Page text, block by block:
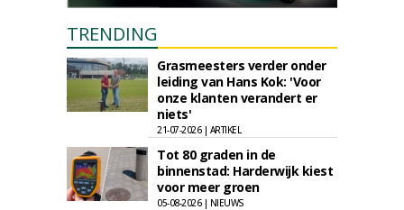
TRENDING
Grasmeesters verder onder
leiding van Hans Kok: 'Voor
onze klanten verandert er
niets'
21-07-2026 | ARTIKEL
Tot 80 graden in de
binnenstad: Harderwijk kiest
voor meer groen
05-08-2026 | NIEUWS